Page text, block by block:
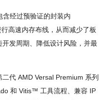
经过预验证的封装内
高速内存布线，从而减少了板
发周期、降低设计风险，并最
代 AMD Versal Premium 系列
和 Vitis™ 工具流程、兼容 IP